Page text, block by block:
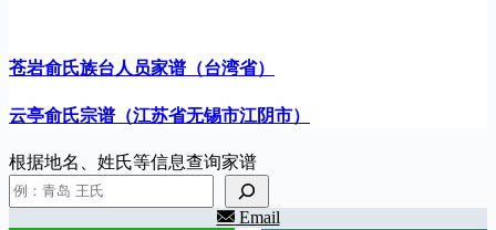
苍岩俞氏族台人员家谱（台湾省）
云亭俞氏宗谱（江苏省无锡市江阴市）
根据地名、姓氏等信息查询家谱
Email